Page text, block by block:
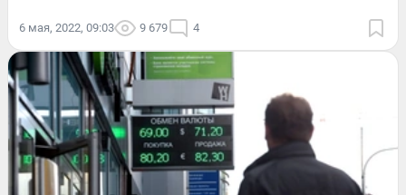
6 мая, 2022, 09:03 9 679 4